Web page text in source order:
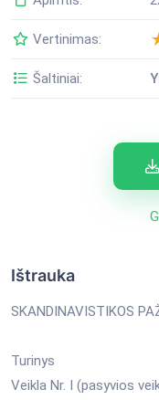
Vertinimas:
Šaltiniai:
Ištrauka
SKANDINAVISTIKOS
Turinys
Veikla Nr. I (pasyvios